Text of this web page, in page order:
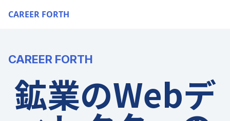
CAREER FORTH
CAREER FORTH
鉱業のWebデ